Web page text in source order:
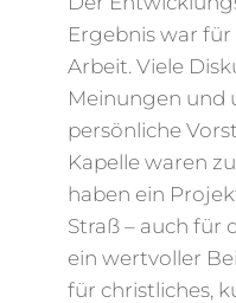
Ergebnis war
Arbeit. Viele
Meinungen und
persönliche
Kapelle waren
haben ein
Straß – auch für
ein wertvoller
für christliches,